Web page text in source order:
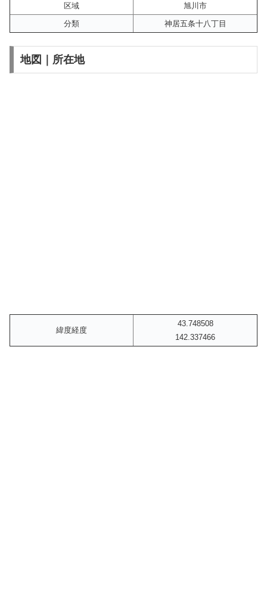
区域
旭川市
分類
神居五条十八丁目
地図｜所在地
緯度経度
43.748508
142.337466